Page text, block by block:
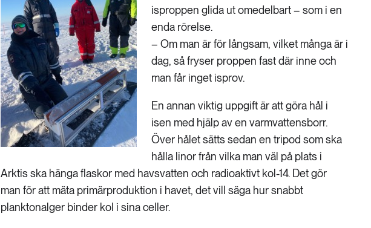
isproppen glida ut omedelbart – som i en
enda rörelse.
– Om man är för långsam, vilket många är i
dag, så fryser proppen fast där inne och
man får inget isprov.
En annan viktig uppgift är att göra hål i
isen med hjälp av en varmvattensborr.
Över hålet sätts sedan en tripod som ska
hålla linor från vilka man väl på plats i
Arktis ska hänga flaskor med havsvatten och radioaktivt kol-14. Det gör
man för att mäta primärproduktion i havet, det vill säga hur snabbt
planktonalger binder kol i sina celler.